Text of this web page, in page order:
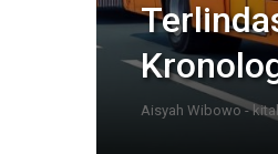
Aisyah Wibowo -